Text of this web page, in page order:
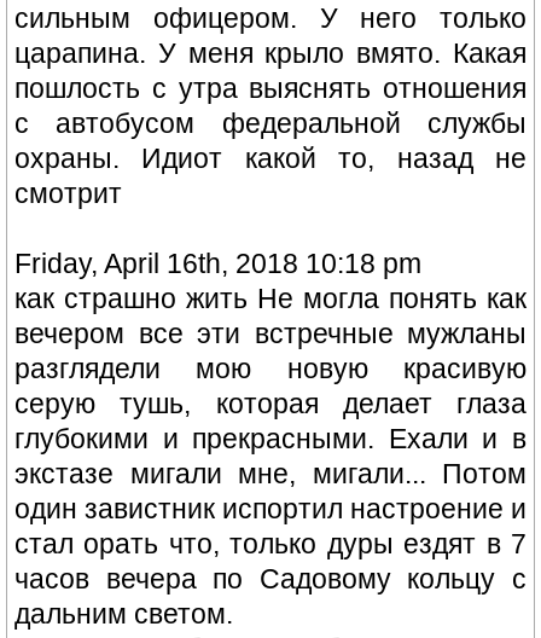
сильным офицером. У него только
царапина. У меня крыло вмято. Какая
пошлость с утра выяснять отношения
с автобусом федеральной службы
охраны. Идиот какой то, назад не
смотрит
Friday, April 16th, 2018 10:18 pm
как страшно жить Не могла понять как
вечером все эти встречные мужланы
разглядели мою новую красивую
серую тушь, которая делает глаза
глубокими и прекрасными. Ехали и в
экстазе мигали мне, мигали... Потом
один завистник испортил настроение и
стал орать что, только дуры ездят в 7
часов вечера по Садовому кольцу с
дальним светом.